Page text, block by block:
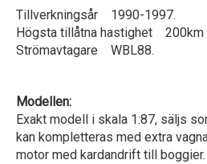
Tillverkningsår 1990-1997.
Högsta tillåtna hastighet 200km
Strömavtagare WBL88.
Modellen:
Exakt modell i skala 1:87, säljs
kan kompletteras med extra
motor med kardandrift till